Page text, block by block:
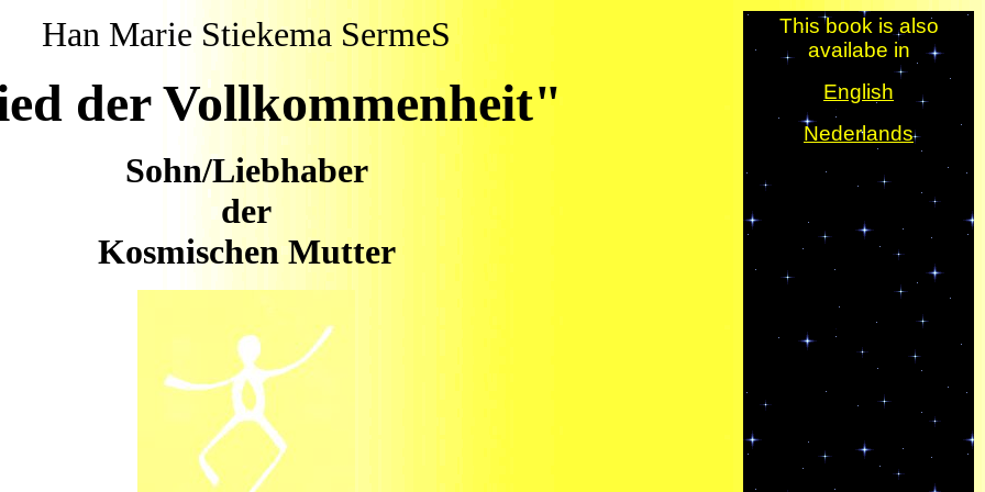
Han Marie Stiekema SermeS
der Vollkommenheit"
Sohn/Liebhaber
der
Kosmischen Mutter
This book is also
availabe in
English
Nederlands